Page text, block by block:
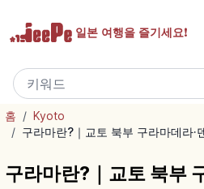
일본 여행을 즐기세요!
홈 / Kyoto
/ 구라마란?｜교토 북부 구라마데라·
구라마란?｜교토 북부